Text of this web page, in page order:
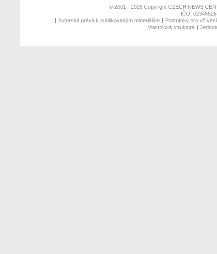
© 2001 - 2026 Copyright CZECH NEWS
IČO:
Autorská práva k publikovaným materiálům
Podmínky pro
Vlastnická struktura